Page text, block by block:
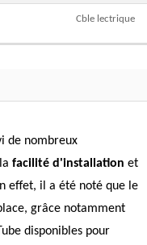
Cble lectrique
de nombreux
facilité d'installation et
effet, il a été noté que le
grâce notamment
disponibles pour